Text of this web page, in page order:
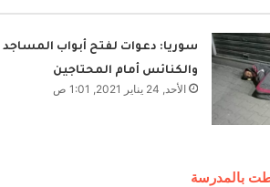
سوريا: دعوات لفتح أبواب المساجد
والكنائس أمام المحتاجين
الأحد, 24 يناير 2021, 1:01 ص
بالمدرسة